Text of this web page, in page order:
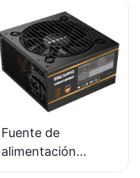
Fuente de
alimentación
ESGAMING de 650